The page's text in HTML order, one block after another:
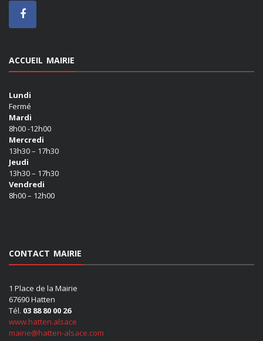
ACCUEIL MAIRIE
Lundi
Fermé
Mardi
8h00 -12h00
Mercredi
13h30 – 17h30
Jeudi
13h30 – 17h30
Vendredi
8h00 – 12h00
CONTACT MAIRIE
1 Place de la Mairie
67690 Hatten
Tél. 03 88 80 00 26
www.hatten.alsace
mairie@hatten-alsace.com